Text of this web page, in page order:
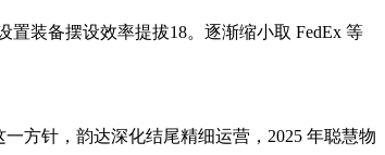
装备摆设效率提拔18。逐渐缩小取 FedEx 等
针，韵达深化结尾精细运营，2025 年聪慧物